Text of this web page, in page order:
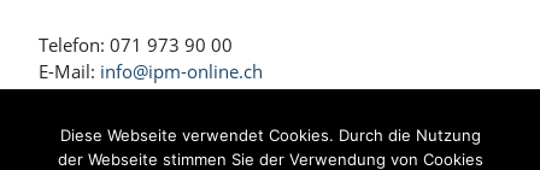
Telefon: 071 973 90 00
E-Mail: info@ipm-online.ch
Wohnen und Arbeiten am Rennweg
Bahnhofstrasse 4 + 4a
Diese Webseite verwendet Cookies. Durch die Nutzung
der Webseite stimmen Sie der Verwendung von Cookies